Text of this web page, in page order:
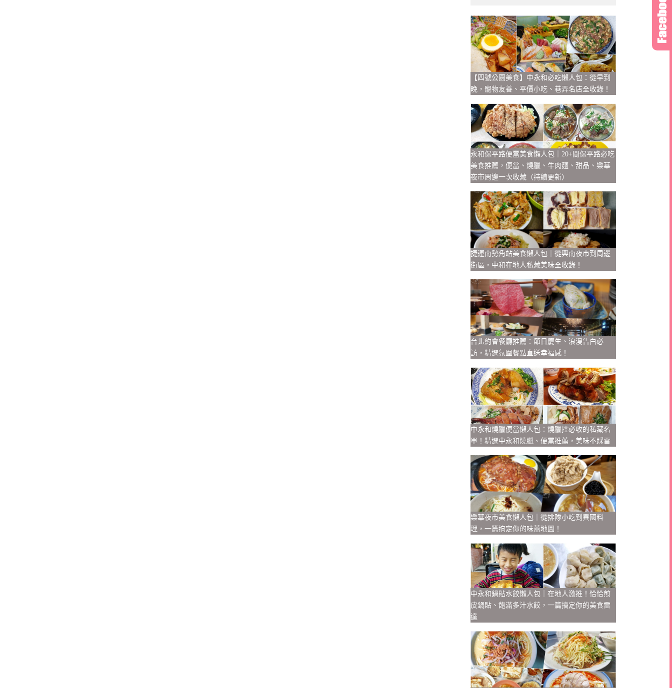
【四號公園美食】中永和必吃懶人包：從早到
晚，寵物友善、平價小吃、巷弄名店全收錄！
永和保平路便當美食懶人包｜20+間保平路必吃
美食推薦，便當、燒臘、牛肉麵、甜品、樂華
夜市周邊一次收藏（持續更新）
捷運南勢角站美食懶人包｜從興南夜市到周邊
街區，中和在地人私藏美味全收錄！
台北約會餐廳推薦：節日慶生、浪漫告白必
訪，精選氛圍餐點直送幸福感！
中永和燒臘便當懶人包：燒臘控必收的私藏名
單！精選中永和燒臘、便當推薦，美味不踩雷
樂華夜市美食懶人包｜從排隊小吃到異國料
理，一篇搞定你的味蕾地圖！
中永和鍋貼水餃懶人包｜在地人激推！恰恰煎
皮鍋貼、飽滿多汁水餃，一篇搞定你的美食雷
達